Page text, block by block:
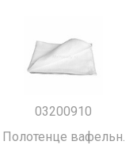
03200910
Полотенце вафельн.